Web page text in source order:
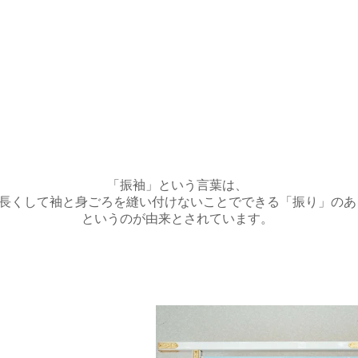
「振袖」という言葉は、
くして袖と身ごろを縫い付けないことでできる「振り」の
というのが由来とされています。